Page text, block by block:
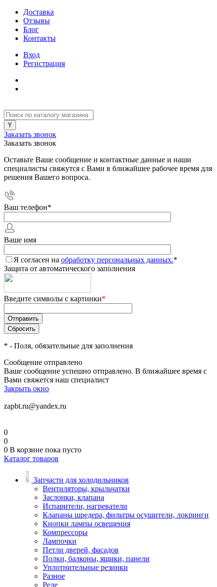
Доставка
Отзывы
Блог
Контакты
Вход
Регистрация
Заказать звонок
Заказать звонок
Оставьте Ваше сообщение и контактные данные и наши
специалисты свяжутся с Вами в ближайшее рабочее время для
решения Вашего вопроса.
Ваш телефон*
Ваше имя
Я согласен на обработку персональных данных.*
Защита от автоматического заполнения
Введите символы с картинки*
* - Поля, обязательные для заполнения
Сообщение отправлено
Ваше сообщение успешно отправлено. В ближайшее время с
Вами свяжется наш специалист
Закрыть окно
zapbt.ru@yandex.ru
0
0
0 В корзине пока пусто
Каталог товаров
Запчасти для холодильников
Вентиляторы, крыльчатки
Заслонки, клапана
Испарители, нагреватели
Клапаны шредера, фильтры осушители, локринги
Кнопки лампы освещения
Компрессоры
Лампочки
Петли дверей, фасадов
Полки, балконы, ящики, панели
Уплотнительные резинки
Разное
Реле